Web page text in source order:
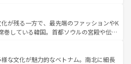
い。 なお、新着のハワイ情報
を参照してほしい。
ティも充実しており、サーフィンやダイ
グなど、アウトドア好きにはたまらな
アの多彩な魅力を存分に味わいつくそ
岳地帯である台湾東部など、都市の喧騒
共存しており、訪れる人に新しい発見と
くれる。また、奥深い台湾の食文化も魅
のスイーツなど、バラエティ豊かな料理
わえる。 なお、新着の台湾情報は コンテンツ一覧を参
が残る一方で、最先端のファッションやK
巻している韓国。首都ソウルの宮殿や伝統
ばせば四季折々の自然美を楽しむことが
キムチや焼肉、絶品のストリートフード
な文化が魅力的なベトナム。南北に細長